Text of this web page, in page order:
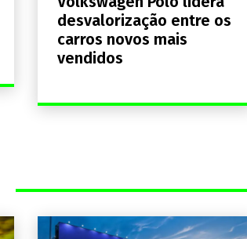
desvalorização entre os
carros novos mais
vendidos